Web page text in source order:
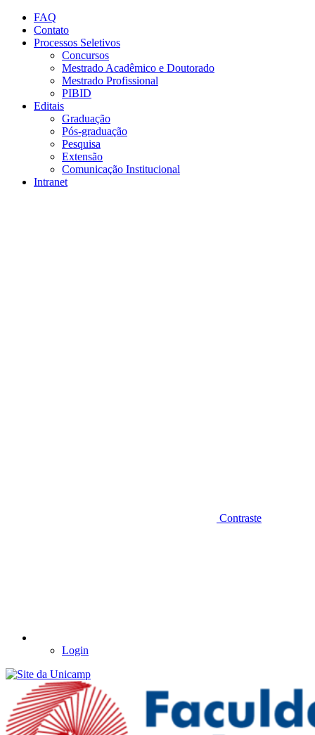
Conteúdo principal
FAQ
Contato
Processos Seletivos
Concursos
Mestrado Acadêmico e Doutorado
Mestrado Profissional
PIBID
Editais
Graduação
Pós-graduação
Pesquisa
Extensão
Comunicação Institucional
Intranet
Contraste
Login